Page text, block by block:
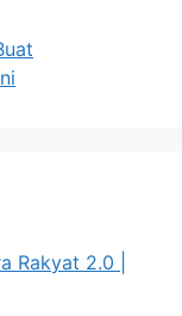
Rakyat 2.0 |